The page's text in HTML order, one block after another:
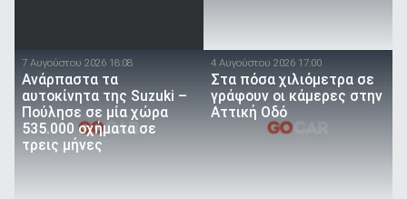
7 Αυγούστου 2026 18:08
Ανάρπαστα τα
αυτοκίνητα της Suzuki –
Πούλησε σε μία χώρα
535.000 οχήματα σε
τρεις μήνες
4 Αυγούστου 2026 17:00
Στα πόσα χιλιόμετρα σε
γράφουν οι κάμερες στην
Αττική Οδό